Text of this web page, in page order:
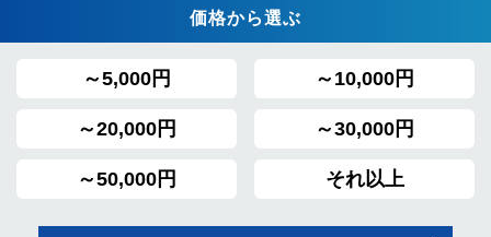
価格から選ぶ
～5,000円 ～10,000円
～20,000円 ～30,000円
～50,000円 それ以上